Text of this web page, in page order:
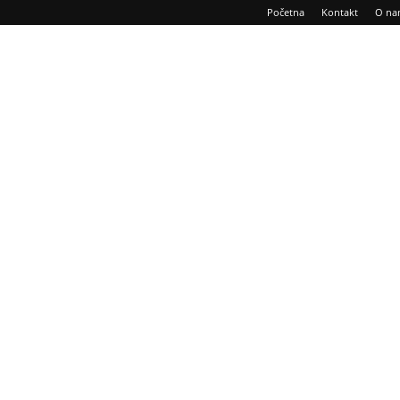
Početna Kontakt O